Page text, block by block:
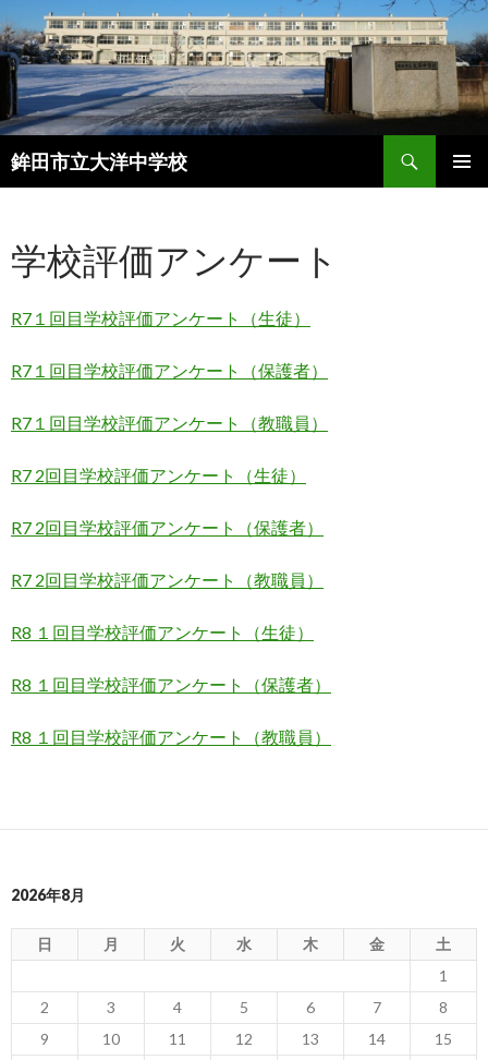
鉾田市立大洋中学校
検
索
ン
ツ
ス
ッ
学校評価アンケート
R7１回目学校評価アンケート（生徒）
R7１回目学校評価アンケート（保護者）
R7１回目学校評価アンケート（教職員）
R7 2回目学校評価アンケート（生徒）
R7 2回目学校評価アンケート（保護者）
R7 2回目学校評価アンケート（教職員）
R8 １回目学校評価アンケート（生徒）
R8 １回目学校評価アンケート（保護者）
R8 １回目学校評価アンケート（教職員）
2026年8月
日 月 火 水 木 金 土
1
2
3 4 5 6 7
8
9
10 11 12 13 14
15